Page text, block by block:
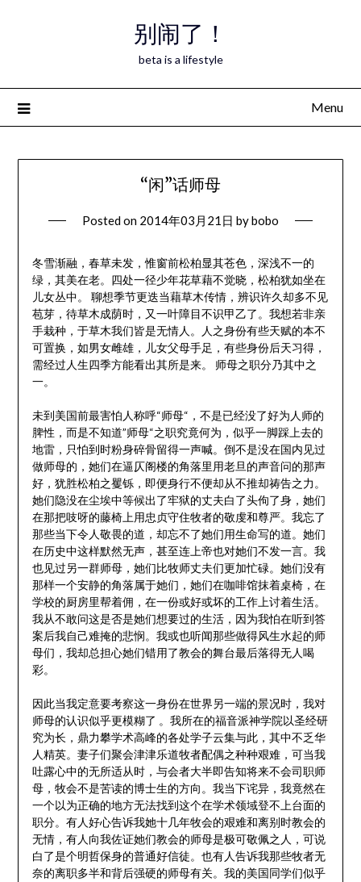
别闹了！
beta is a lifestyle
Menu
“闲”话师母
Posted on 2014年03月21日 bybobo
冬雪渐融，春草未发，惟窗前松柏显其苍色，深浅不一的
绿，其美在老。四处一径少年花草藉不觉晓，松柏犹如坐在
儿女丛中。 聊想季节更迭当藉草木传情，辨识许久却多不见
苞芽，待草木成荫时，又一叶障目不识甲乙了。我想若非亲
手栽种，于草木我们皆是无情人。人之身份有些天赋的本不
可置换，如男女雌雄，儿女父母手足，有些身份后天习得，
需经过人生四季方能看出其所是来。 师母之职分乃其中之
一。
未到美国前最害怕人称呼“师母“，不是已经没了好为人师的
脾性，而是不知道”师母“之职究竟何为，似乎一脚踩上去的
地雷，只怕到时粉身碎骨留得一声喊。倒不是没在国内见过
做师母的，她们在逼仄阁楼的角落里用老旦的声音问的那声
好，犹胜松柏之矍铄，即便身行不便却从不推却祷告之力。
她们隐没在尘埃中等候出了牢狱的丈夫白了头佝了身，她们
在那把吱呀的藤椅上用忠贞守住牧者的敬虔和尊严。我忘了
那些当下令人敬畏的道，却忘不了她们用生命写的道。她们
在历史中这样默然无声，甚至连上帝也对她们不发一言。我
也见过另一群师母，她们比牧师丈夫们更加忙碌。她们没有
那样一个安静的角落属于她们，她们在咖啡馆抹着桌椅，在
学校的厨房里帮着佣，在一份或好或坏的工作上讨着生活。
我从不敢问这是否是她们想要过的生活，因为我怕在听到答
案后我自己难掩的悲悯。我或也听闻那些做得风生水起的师
母们，我却总担心她们错用了教会的舞台最后落得无人喝
彩。
因此当我定意要考察这一身份在世界另一端的景况时，我对
师母的认识似乎更模糊了 。我所在的福音派神学院以圣经研
究为长，鼎力攀学术高峰的各处学子云集与此，其中不乏华
人精英。妻子们聚会津津乐道牧者配偶之种种艰难，可当我
吐露心中的无所适从时，与会者大半即告知将来不会司职师
母，牧会不是苦读的博士生的方向。我当下诧异，我竟然在
一个以为正确的地方无法找到这个在学术领域登不上台面的
职分。有人好心告诉我她十几年牧会的艰难和离别时教会的
无情，有人向我佐证她们教会的师母是极可敬佩之人，可说
白了是个明哲保身的普通好信徒。也有人告诉我那些牧者无
奈的离职多半和背后强硬的师母有关。我的美国同学们似乎